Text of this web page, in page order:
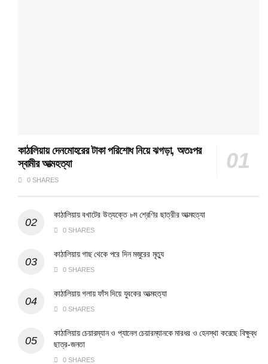
কাঠালিয়ায় দেনমোহরের টাকা পরিশোধ নিয়ে ঝগড়া, অতঃপর
স্বামীর আত্মহত্যা
0 SHARES
কাঠালিয়ায় বখাটের উত্যক্তে ৮ম শ্রেণির ছাত্রীর আত্মহত্যা
0 SHARES
কাঠালিয়ায় গাছ থেকে পরে দিন মজুরের মৃত্যু
0 SHARES
কাঠালিয়ায় গলায় ফাঁস দিয়ে যুবকের আত্মহত্যা
0 SHARES
কাঠালিয়ায় চেয়ারম্যান ও প্যানেল চেয়ারম্যানকে মারধর ও হেনস্থা করেছে বিক্ষুব্ধ
ছাত্র-জনতা
0 SHARES